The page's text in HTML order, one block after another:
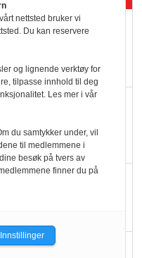
norske
av
vant
Norge sin
sliter
nettsted bruker vi
Du kan reservere
og lignende verktøy for
tilpasse innhold til deg
Les mer i vår
du samtykker under, vil
til medlemmene i
besøk på tvers av
finner du på
Innstillinger